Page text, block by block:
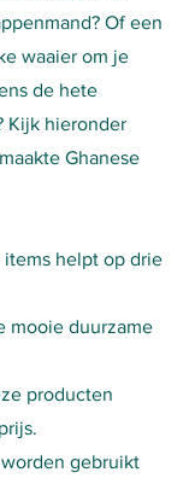
Of een
waaier om je
de hete
Kijk hieronder
Ghanese
helpt op drie
mooie duurzame
producten
gebruikt